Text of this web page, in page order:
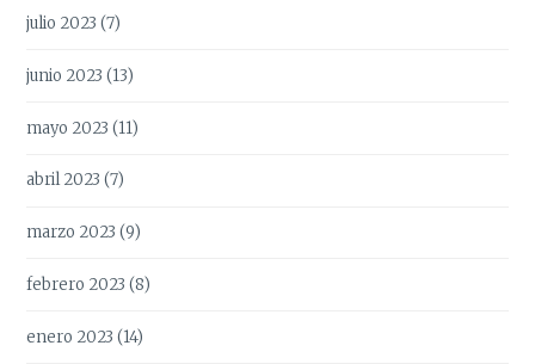
julio 2023 (7)
junio 2023 (13)
mayo 2023 (11)
abril 2023 (7)
marzo 2023 (9)
febrero 2023 (8)
enero 2023 (14)